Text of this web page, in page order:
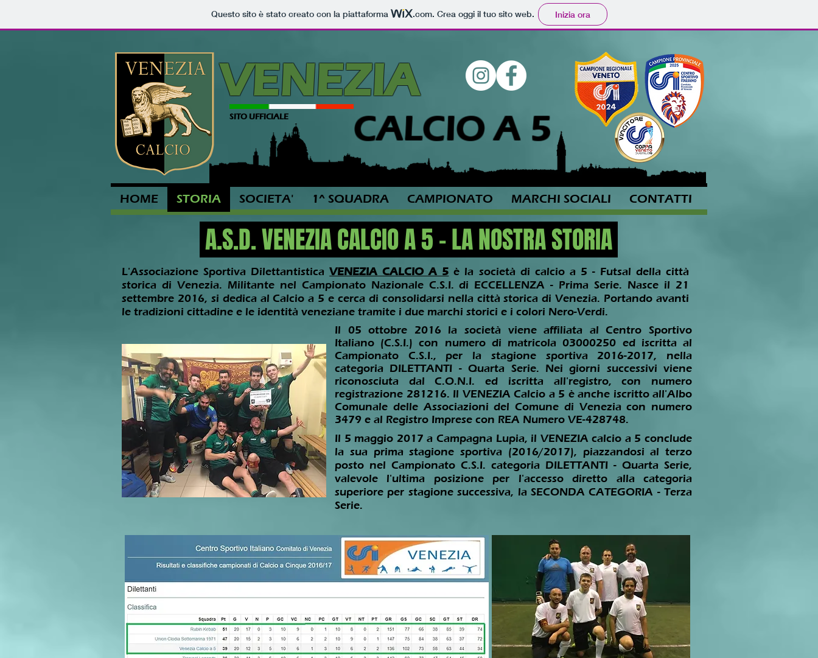
Questo sito è stato creato con la piattaforma .com. Crea oggi il tuo sito web. Inizia ora
VENEZIA
CALCIO A 5
SITO UFFICIALE
HOME STORIA SOCIETA' 1^ SQUADRA CAMPIONATO MARCHI SOCIALI CONTATTI
A.S.D. VENEZIA CALCIO A 5 - LA NOSTRA STORIA
L'Associazione Sportiva DilettantisticaVENEZIA CALCIO A 5 è la società di calcio a 5 - Futsal della città
storica di Venezia. Militante nel Campionato Nazionale C.S.I. di ECCELLENZA - Prima Serie. Nasce il 21
settembre 2016, si dedica al Calcio a 5 e cerca di consolidarsi nella città storica di Venezia. Portando avanti
le tradizioni cittadine e le identità veneziane tramite i due marchi storici e i colori Nero-Verdi.
Il 05 ottobre 2016 la società viene affiliata al Centro Sportivo
Italiano (C.S.I.) con numero di matricola 03000250 ed iscritta al
Campionato C.S.I., per la stagione sportiva 2016-2017, nella
categoria DILETTANTI - Quarta Serie. Nei giorni successivi viene
riconosciuta dal C.O.N.I. ed iscritta all'registro, con numero
registrazione 281216. Il VENEZIA Calcio a 5 è anche iscritto all'Albo
Comunale delle Associazioni del Comune di Venezia con numero
3479 e al Registro Imprese con REA Numero VE-428748.
Il 5 maggio 2017 a Campagna Lupia, il VENEZIA calcio a 5 conclude
la sua prima stagione sportiva (2016/2017), piazzandosi al terzo
posto nel Campionato C.S.I. categoria DILETTANTI - Quarta Serie,
valevole l'ultima posizione per l'accesso diretto alla categoria
superiore per stagione successiva, la SECONDA CATEGORIA - Terza
Serie.